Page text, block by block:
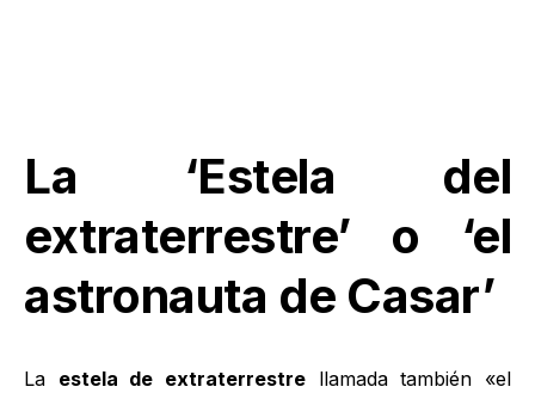
La ‘Estela del
extraterrestre’ o ‘el
astronauta de Casar’
La estela de extraterrestre llamada también «el